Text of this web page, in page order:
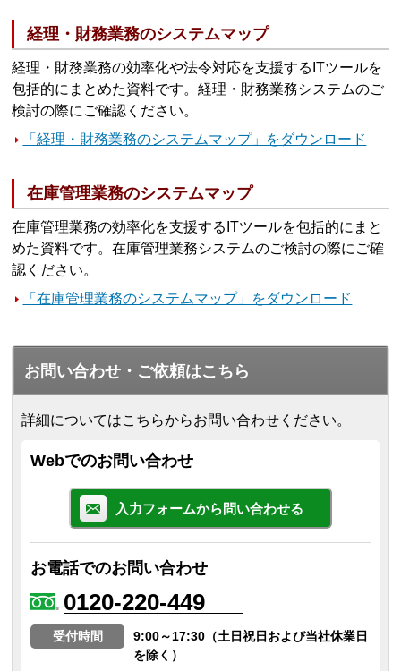
経理・財務業務のシステムマップ
経理・財務業務の効率化や法令対応を支援するITツールを
包括的にまとめた資料です。経理・財務業務システムのご
検討の際にご確認ください。
「経理・財務業務のシステムマップ」をダウンロード
在庫管理業務のシステムマップ
在庫管理業務の効率化を支援するITツールを包括的にまと
めた資料です。在庫管理業務システムのご検討の際にご確
認ください。
「在庫管理業務のシステムマップ」をダウンロード
お問い合わせ・ご依頼はこちら
詳細についてはこちらからお問い合わせください。
Webでのお問い合わせ
入力フォームから問い合わせる
お電話でのお問い合わせ
0120-220-449
受付時間
9:00～17:30（土日祝日および当社休業日
を除く）